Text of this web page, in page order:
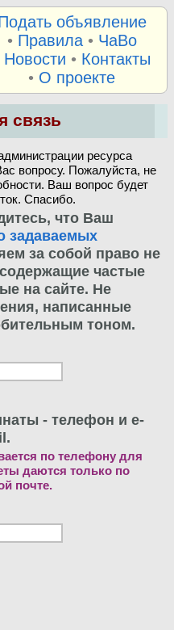
объявление
• Правила• ЧаВо
Новости • Контакты
• О проекте
связь
ресурса
вопросу. Пожалуйста, не
Ваш вопрос будет
Спасибо.
что Ваш
задаваемых
за собой право не
частые
на сайте. Не
написанные
тоном.
- телефон и e-
по телефону для
даются только по
почте.